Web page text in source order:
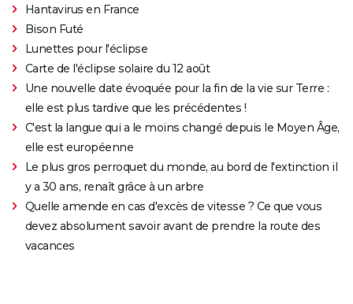
Hantavirus en France
Bison Futé
Lunettes pour l'éclipse
Carte de l'éclipse solaire du 12 août
Une nouvelle date évoquée pour la fin de la vie sur Terre :
elle est plus tardive que les précédentes !
C'est la langue qui a le moins changé depuis le Moyen Âge,
elle est européenne
Le plus gros perroquet du monde, au bord de l'extinction il
y a 30 ans, renaît grâce à un arbre
Quelle amende en cas d'excès de vitesse ? Ce que vous
devez absolument savoir avant de prendre la route des
vacances